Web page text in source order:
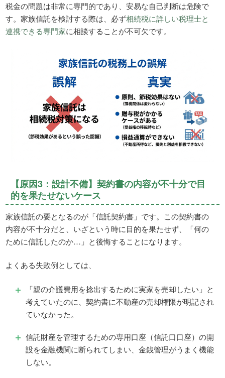
税金の問題は非常に専門的であり、安易な自己判断は危険で
す。家族信託を検討する際は、必ず相続税に詳しい税理士と
連携できる専門家に相談することが不可欠です。
【原因3：設計不備】契約書の内容が不十分で目
的を果たせないケース
家族信託の要となるのが「信託契約書」です。この契約書の
内容が不十分だと、いざという時に目的を果たせず、「何の
ために信託したのか…」と後悔することになります。
よくある失敗例としては、
「親の介護費用を捻出するために実家を売却したい」と
考えていたのに、契約書に不動産の売却権限が明記され
ていなかった。
信託財産を管理するための専用口座（信託口口座）の開
設を金融機関に断られてしまい、金銭管理がうまく機能
しない。